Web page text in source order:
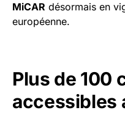
MiCAR désormais en
européenne.
Plus de 100
accessibles